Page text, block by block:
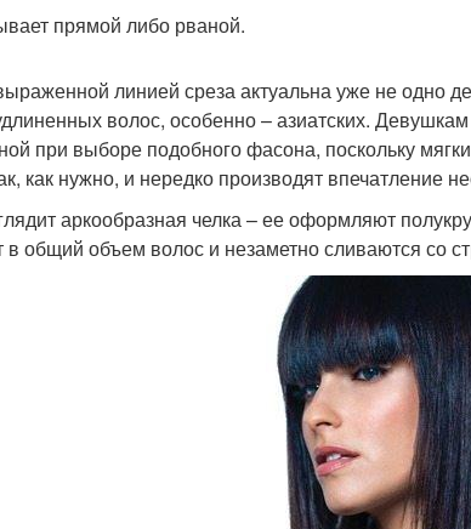
прямой либо рваной.
линией среза актуальна уже не одно
волос, особенно – азиатских.
при выборе подобного фасона, поскольку
как нужно, и нередко производят впечатление
аркообразная челка – ее оформляют
в общий объем волос и незаметно сливаются со